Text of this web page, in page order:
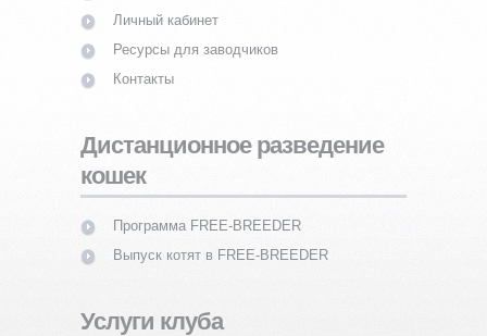
Личный кабинет
Ресурсы для заводчиков
Контакты
Дистанционное разведение
кошек
Программа FREE-BREEDER
Выпуск котят в FREE-BREEDER
Услуги клуба